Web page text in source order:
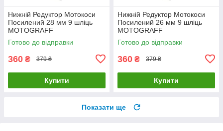
Нижній Редуктор Мотокоси
Посилений 28 мм 9 шліць
MOTOGRAFF
Готово до відправки
360 ₴ 379 ₴
Купити
Нижній Редуктор Мотокоси
Посилений 26 мм 9 шліць
MOTOGRAFF
Готово до відправки
360 ₴ 379 ₴
Купити
Показати ще